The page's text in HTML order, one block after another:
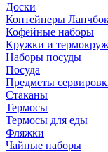
Доски
Контейнеры
Кофейные наборы
Кружки и
Наборы посуды
Посуда
Предметы
Стаканы
Термосы
Термосы для еды
Фляжки
Чайные наборы